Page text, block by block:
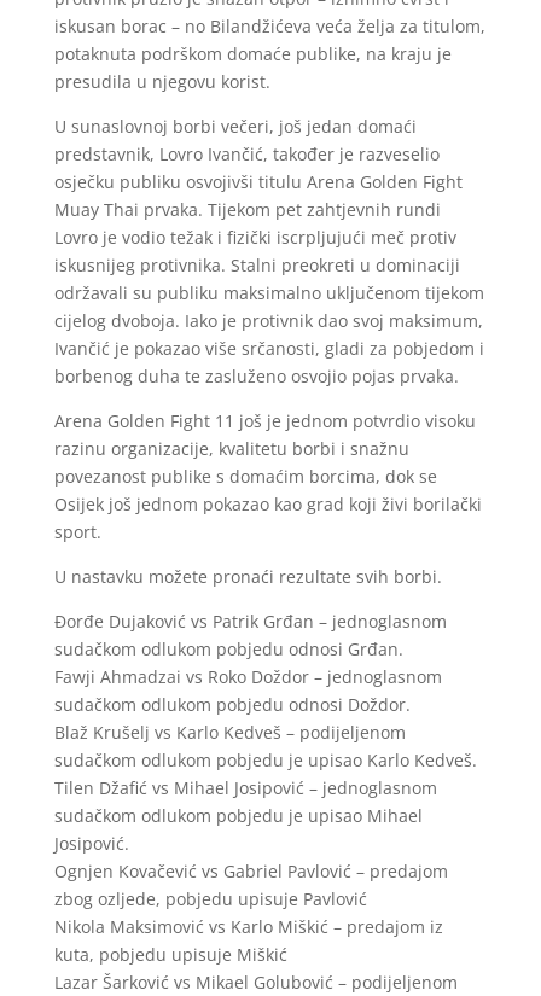
iskusan borac – no Bilandžićeva veća želja za titulom,
potaknuta podrškom domaće publike, na kraju je
presudila u njegovu korist.
U sunaslovnoj borbi večeri, još jedan domaći
predstavnik, Lovro Ivančić, također je razveselio
osječku publiku osvojivši titulu Arena Golden Fight
Muay Thai prvaka. Tijekom pet zahtjevnih rundi
Lovro je vodio težak i fizički iscrpljujući meč protiv
iskusnijeg protivnika. Stalni preokreti u dominaciji
održavali su publiku maksimalno uključenom tijekom
cijelog dvoboja. Iako je protivnik dao svoj maksimum,
Ivančić je pokazao više srčanosti, gladi za pobjedom i
borbenog duha te zasluženo osvojio pojas prvaka.
Arena Golden Fight 11 još je jednom potvrdio visoku
razinu organizacije, kvalitetu borbi i snažnu
povezanost publike s domaćim borcima, dok se
Osijek još jednom pokazao kao grad koji živi borilački
sport.
U nastavku možete pronaći rezultate svih borbi.
Đorđe Dujaković vs Patrik Grđan – jednoglasnom
sudačkom odlukom pobjedu odnosi Grđan.
Fawji Ahmadzai vs Roko Doždor – jednoglasnom
sudačkom odlukom pobjedu odnosi Doždor.
Blaž Krušelj vs Karlo Kedveš – podijeljenom
sudačkom odlukom pobjedu je upisao Karlo Kedveš.
Tilen Džafić vs Mihael Josipović – jednoglasnom
sudačkom odlukom pobjedu je upisao Mihael
Josipović.
Ognjen Kovačević vs Gabriel Pavlović – predajom
zbog ozljede, pobjedu upisuje Pavlović
Nikola Maksimović vs Karlo Miškić – predajom iz
kuta, pobjedu upisuje Miškić
Lazar Šarković vs Mikael Golubović – podijeljenom